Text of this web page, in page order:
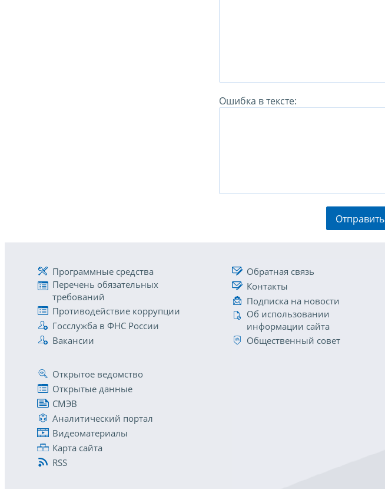
Ошибка в тексте:
Отправить
Программные средства
Перечень обязательных
требований
Противодействие коррупции
Госслужба в ФНС России
Вакансии
Обратная связь
Контакты
Подписка на новости
Об использовании
информации сайта
Общественный совет
Открытое ведомство
Открытые данные
СМЭВ
Аналитический портал
Видеоматериалы
Карта сайта
RSS